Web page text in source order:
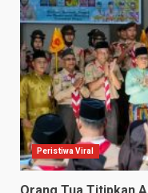
Peristiwa Viral